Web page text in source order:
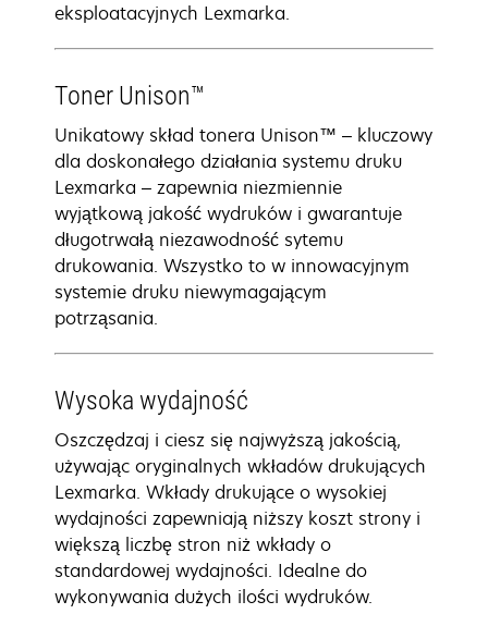
eksploatacyjnych Lexmarka.
Toner Unison™
Unikatowy skład tonera Unison™ – kluczowy
dla doskonałego działania systemu druku
Lexmarka – zapewnia niezmiennie
wyjątkową jakość wydruków i gwarantuje
długotrwałą niezawodność sytemu
drukowania. Wszystko to w innowacyjnym
systemie druku niewymagającym
potrząsania.
Wysoka wydajność
Oszczędzaj i ciesz się najwyższą jakością,
używając oryginalnych wkładów drukujących
Lexmarka. Wkłady drukujące o wysokiej
wydajności zapewniają niższy koszt strony i
większą liczbę stron niż wkłady o
standardowej wydajności. Idealne do
wykonywania dużych ilości wydruków.